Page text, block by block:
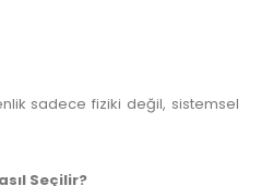
sadece fiziki değil, sistemsel
Seçilir?